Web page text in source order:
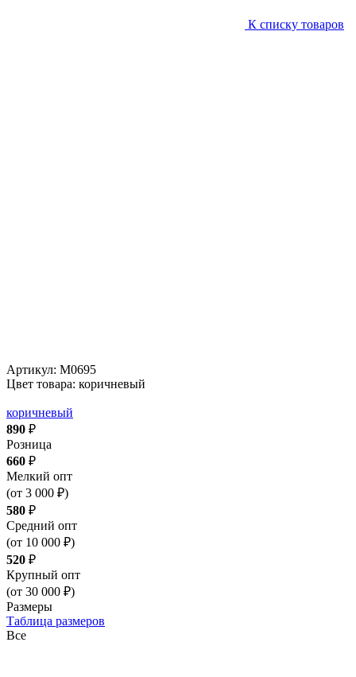
К списку товаров
Артикул: М0695
Цвет товара: коричневый
коричневый
890 ₽
Розница
660 ₽
Мелкий опт
(от 3 000 ₽)
580 ₽
Средний опт
(от 10 000 ₽)
520 ₽
Крупный опт
(от 30 000 ₽)
Размеры
Таблица размеров
Все